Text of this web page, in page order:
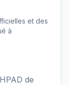
et des
à
de